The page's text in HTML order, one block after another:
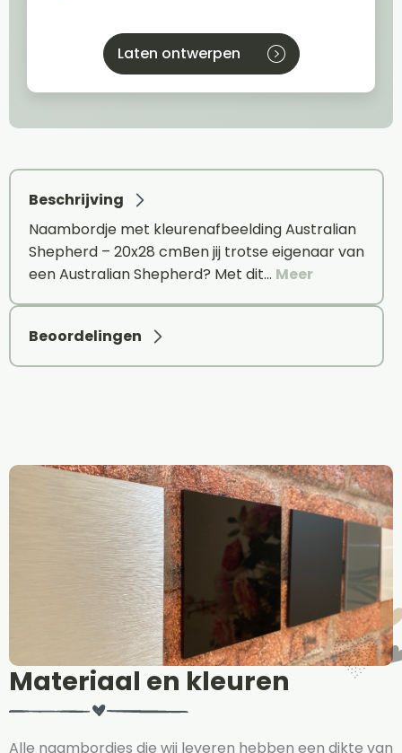
Laten ontwerpen
Beschrijving
Naambordje met kleurenafbeelding Australian
Shepherd – 20x28 cmBen jij trotse eigenaar van
een Australian Shepherd? Met dit… Meer
Beoordelingen
Materiaal en kleuren
Alle naambordjes die wij leveren hebben een dikte van